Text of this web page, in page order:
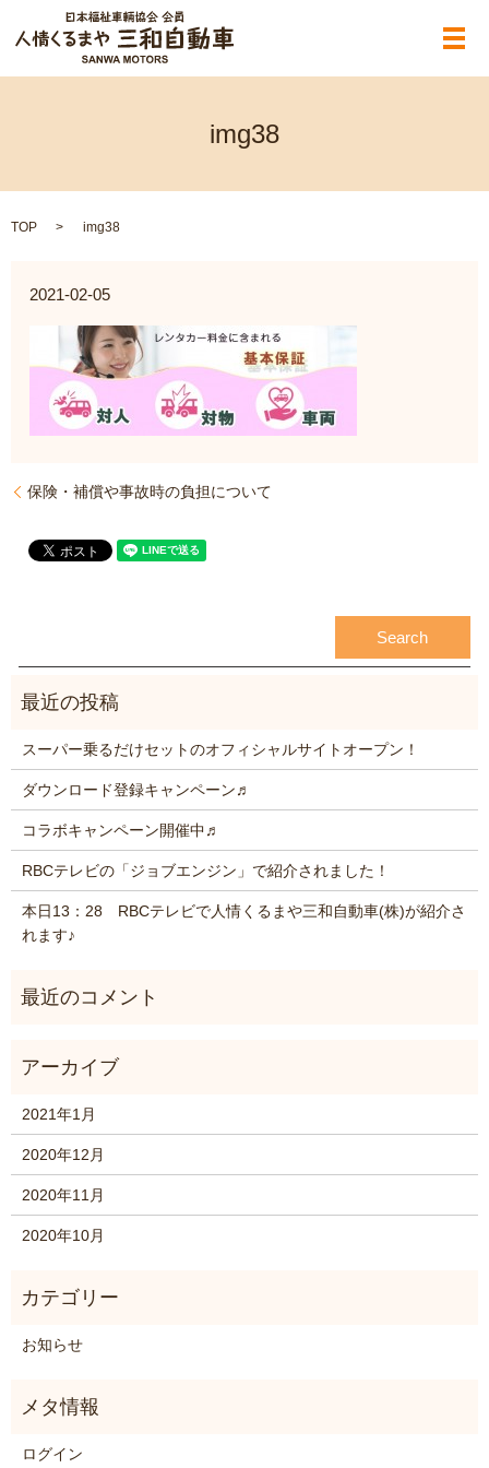
メ
img38
TOP img38
2021-02-05
保険・補償や事故時の負担について
スーパー乗るだけセットのオフィシャルサイトオープン！
ダウンロード登録キャンペーン♬
コラボキャンペーン開催中♬
RBCテレビの「ジョブエンジン」で紹介されました！
本日13：28 RBCテレビで人情くるまや三和自動車(株)が紹介さ
れます♪
2021年1月
2020年12月
2020年11月
2020年10月
お知らせ
ログイン